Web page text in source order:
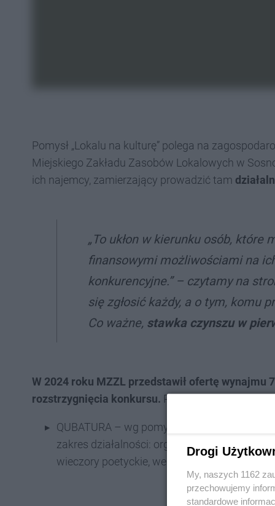
Pomysł „Lokalu na kulturę” polega na
Miejskiego Zakładu Zasobów Lokalowych w
ich najemcy, zamierzający prowadzić tam
„ To ukłon w kierunku osób, które
finansowymi możliwościami na
konkurencyjne.” – czytamy na
się zgłosić każdy, a o tym, komu
Co ważne, stawka czynszu w
W 2024 roku MZZL przedstawił ofertę wynajmu
rozstrzygnięcia konkursu. Powstały tam:
QUBATURA – wg pomysłu Jakuba Hryji; ul.
zakres działalności: organizacja wydarzeń
wieczory poetyckie, wernisaże, spotkania
Drogi
My, naszych 1162
przechowujemy
standardowe